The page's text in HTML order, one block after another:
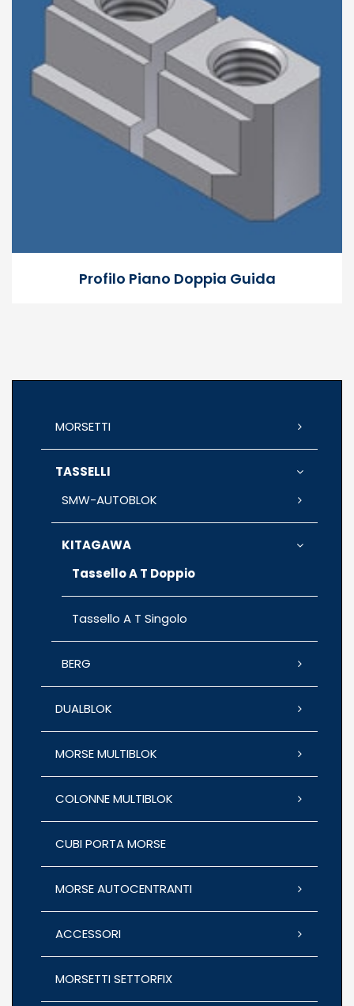
Profilo Piano Doppia Guida
MORSETTI
TASSELLI
SMW-AUTOBLOK
KITAGAWA
Tassello A T Doppio
Tassello A T Singolo
BERG
DUALBLOK
MORSE MULTIBLOK
COLONNE MULTIBLOK
CUBI PORTA MORSE
MORSE AUTOCENTRANTI
ACCESSORI
MORSETTI SETTORFIX